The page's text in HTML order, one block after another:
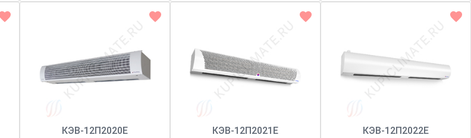
КЭВ-12П2020Е
КЭВ-12П2021Е
КЭВ-12П2022Е